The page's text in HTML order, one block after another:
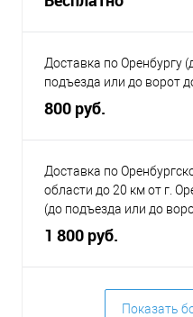
Доставка по Оренбургу
подъезда или до ворот
800 руб.
Доставка по
области до 20 км от г.
(до подъезда или до
1 800 руб.
Показать